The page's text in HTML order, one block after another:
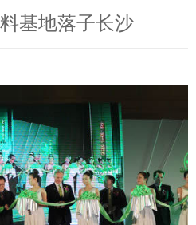
基地落子长沙